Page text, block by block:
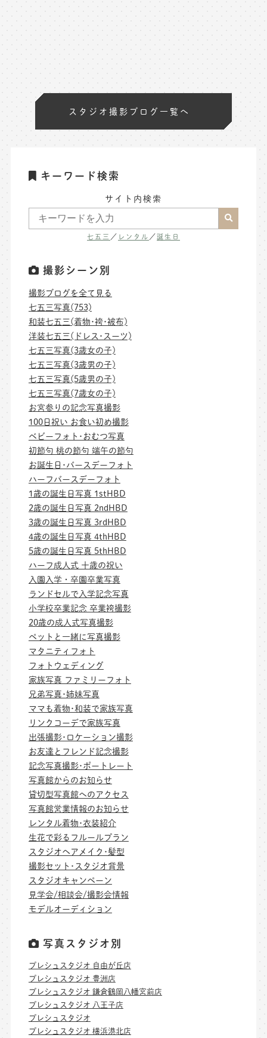
スタジオ撮影ブログ一覧へ
キーワード検索
サイト内検索
七五三 ／ レンタル ／誕生日
撮影シーン別
撮影ブログを全て見る
七五三写真(753)
和装七五三(着物･袴･被布)
洋装七五三(ドレス･スーツ)
七五三写真(3歳女の子)
七五三写真(3歳男の子)
七五三写真(5歳男の子)
七五三写真(7歳女の子)
お宮参りの記念写真撮影
100日祝い お食い初め撮影
ベビーフォト･おむつ写真
初節句 桃の節句 端午の節句
お誕生日･バースデーフォト
ハーフバースデーフォト
1歳の誕生日写真 1stHBD
2歳の誕生日写真 2ndHBD
3歳の誕生日写真 3rdHBD
4歳の誕生日写真 4thHBD
5歳の誕生日写真 5thHBD
ハーフ成人式 十歳の祝い
入園入学・卒園卒業写真
ランドセルで入学記念写真
小学校卒業記念 卒業袴撮影
20歳の成人式写真撮影
ペットと一緒に写真撮影
マタニティフォト
フォトウェディング
家族写真 ファミリーフォト
兄弟写真･姉妹写真
ママも着物･和装で家族写真
リンクコーデで家族写真
出張撮影･ロケーション撮影
お友達とフレンド記念撮影
記念写真撮影･ポートレート
写真館からのお知らせ
貸切型写真館へのアクセス
写真館営業情報のお知らせ
レンタル着物･衣装紹介
生花で彩るフルールプラン
スタジオヘアメイク･髪型
撮影セット･スタジオ背景
スタジオキャンペーン
見学会/相談会/撮影会情報
モデルオーディション
写真スタジオ別
プレシュスタジオ 自由が丘店
プレシュスタジオ 豊洲店
プレシュスタジオ 鎌倉鶴岡八幡宮前店
プレシュスタジオ 八王子店
プレシュスタジオ
プレシュスタジオ 横浜港北店